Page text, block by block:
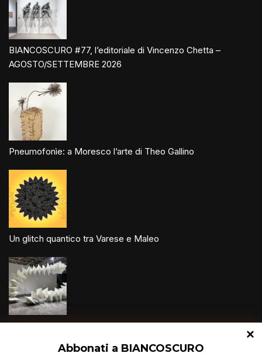
Abbonati a BIANCOSCURO
BIANCOSCURO #77, l’editoriale di Vincenzo Chetta –
AGOSTO/SETTEMBRE 2026
Pneumofonìe: a Moresco l’arte di Theo Gallino
Un glitch quantico tra Varese e Maleo
Speciale Art Basel 2026